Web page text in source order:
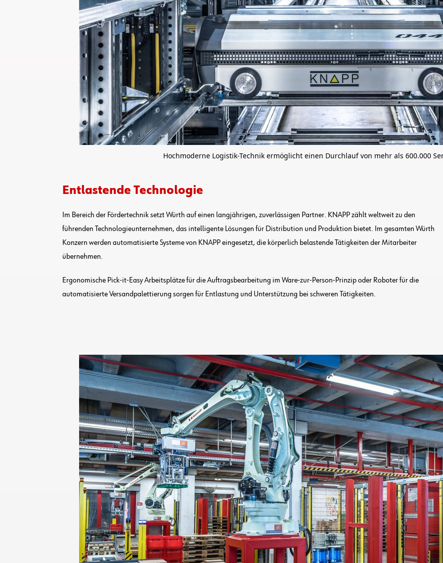
Hochmoderne Logistik-Technik ermöglicht einen Durchlauf von mehr als 600.000
Entlastende Technologie
Im Bereich der Fördertechnik setzt Würth auf einen langjährigen, zuverlässigen Partner. KNAPP zählt weltweit zu den
führenden Technologieunternehmen, das intelligente Lösungen für Distribution und Produktion bietet. Im gesamten Würth
Konzern werden automatisierte Systeme von KNAPP eingesetzt, die körperlich belastende Tätigkeiten der Mitarbeiter
übernehmen.
Ergonomische Pick-it-Easy Arbeitsplätze für die Auftragsbearbeitung im Ware-zur-Person-Prinzip oder Roboter für die
automatisierte Versandpalettierung sorgen für Entlastung und Unterstützung bei schweren Tätigkeiten.